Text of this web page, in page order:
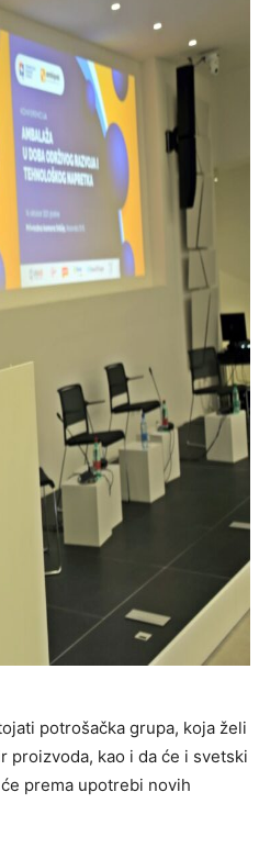
potrošačka grupa, koja želi
proizvoda, kao i da će i svetski
prema upotrebi novih